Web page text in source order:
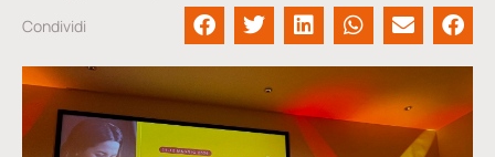
Condividi